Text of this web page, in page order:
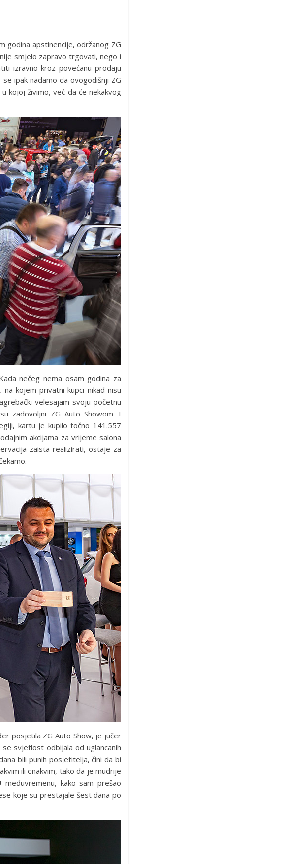
godina apstinencije, održanog ZG
smjelo zapravo trgovati, nego i
izravno kroz povećanu prodaju
ipak nadamo da ovogodišnji ZG
kojoj živimo, već da će nekakvog
nečeg nema osam godina za
kojem privatni kupci nikad nisu
velesajam svoju početnu
zadovoljni ZG Auto Showom. I
kartu je kupilo točno 141.557
akcijama za vrijeme salona
zaista realizirati, ostaje za
posjetila ZG Auto Show, je jučer
svjetlost odbijala od uglancanih
bili punih posjetitelja, čini da bi
ili onakvim, tako da je mudrije
kako sam prešao
koje su prestajale šest dana po